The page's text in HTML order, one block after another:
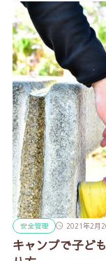
安全管理 2021年2月
キャンプで子ど